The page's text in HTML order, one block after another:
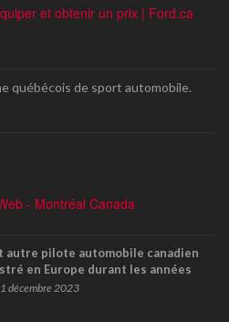
québécois de sport automobile.
autre pilote automobile canadien
en Europe durant les années
décembre 2023